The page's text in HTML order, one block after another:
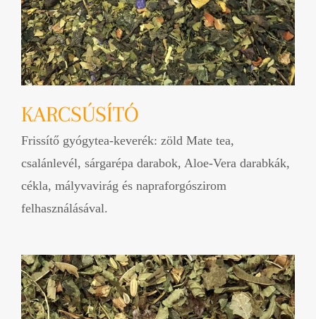
KARCSÚSÍTÓ
Frissítő gyógytea-keverék: zöld Mate tea,
csalánlevél, sárgarépa darabok, Aloe-Vera darabkák,
cékla, mályvavirág és napraforgószirom
felhasználásával.